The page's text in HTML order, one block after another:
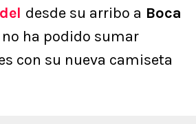
desde su arribo a Boca
no ha podido sumar
con su nueva camiseta